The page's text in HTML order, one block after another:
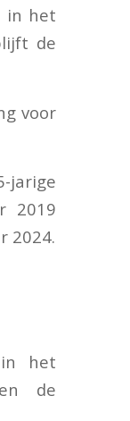
in het
de
voor
jarige
2019
2024.
het
de